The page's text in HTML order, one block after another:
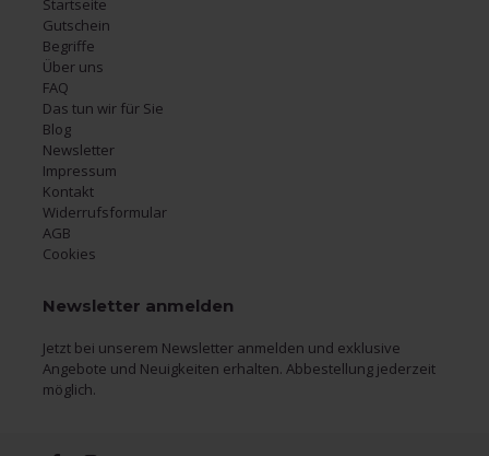
Startseite
Gutschein
Begriffe
Über uns
FAQ
Das tun wir für Sie
Blog
Newsletter
Impressum
Kontakt
Widerrufsformular
AGB
Cookies
Newsletter anmelden
Jetzt bei unserem Newsletter anmelden und exklusive
Angebote und Neuigkeiten erhalten. Abbestellung jederzeit
möglich.